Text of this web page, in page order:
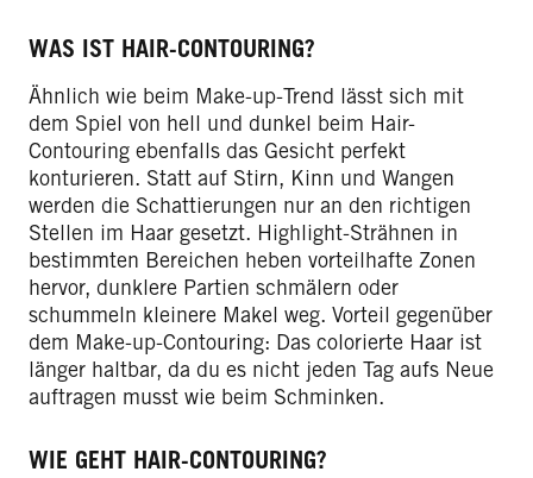
WAS IST HAIR-CONTOURING?
Ähnlich wie beim Make-up-Trend lässt sich mit
dem Spiel von hell und dunkel beim Hair-
Contouring ebenfalls das Gesicht perfekt
konturieren. Statt auf Stirn, Kinn und Wangen
werden die Schattierungen nur an den richtigen
Stellen im Haar gesetzt. Highlight-Strähnen in
bestimmten Bereichen heben vorteilhafte Zonen
hervor, dunklere Partien schmälern oder
schummeln kleinere Makel weg. Vorteil gegenüber
dem Make-up-Contouring: Das colorierte Haar ist
länger haltbar, da du es nicht jeden Tag aufs Neue
auftragen musst wie beim Schminken.
WIE GEHT HAIR-CONTOURING?